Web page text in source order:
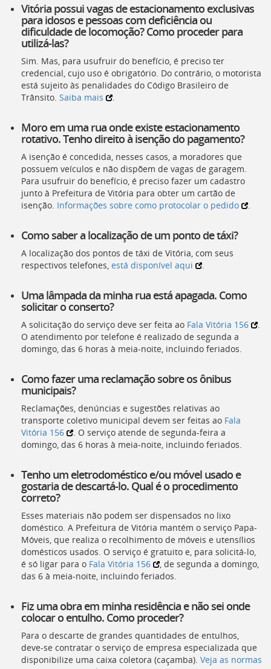
Vitória possui vagas de estacionamento exclusivas
para idosos e pessoas com deficiência ou
dificuldade de locomoção? Como proceder para
utilizá-las?
Sim. Mas, para usufruir do benefício, é preciso ter
credencial, cujo uso é obrigatório. Do contrário, o motorista
está sujeito às penalidades do Código Brasileiro de
Trânsito. Saiba mais
Moro em uma rua onde existe estacionamento
rotativo. Tenho direito à isenção do pagamento?
A isenção é concedida, nesses casos, a moradores que
possuem veículos e não dispõem de vagas de garagem.
Para usufruir do benefício, é preciso fazer um cadastro
junto à Prefeitura de Vitória para obter um cartão de
isenção. Informações sobre como protocolar o pedido
Como saber a localização de um ponto de táxi?
A localização dos pontos de táxi de Vitória, com seus
respectivos telefones, está disponível aqui
Uma lâmpada da minha rua está apagada. Como
solicitar o conserto?
A solicitação do serviço deve ser feita ao Fala Vitória 156
O atendimento por telefone é realizado de segunda a
domingo, das 6 horas à meia-noite, incluindo feriados.
Como fazer uma reclamação sobre os ônibus
municipais?
Reclamações, denúncias e sugestões relativas ao
transporte coletivo municipal devem ser feitas ao Fala
Vitória 156
. O serviço atende de segunda-feira a
domingo, das 6 horas à meia-noite, incluindo feriados.
Tenho um eletrodoméstico e/ou móvel usado e
gostaria de descartá-lo. Qual é o procedimento
correto?
Esses materiais não podem ser dispensados no lixo
doméstico. A Prefeitura de Vitória mantém o serviço Papa-
Móveis, que realiza o recolhimento de móveis e utensílios
domésticos usados. O serviço é gratuito e, para solicitá-lo,
é só ligar para o Fala Vitória 156
, de segunda a domingo,
das 6 à meia-noite, incluindo feriados.
Fiz uma obra em minha residência e não sei onde
colocar o entulho. Como proceder?
Para o descarte de grandes quantidades de entulhos,
deve-se contratar o serviço de empresa especializada que
disponibilize uma caixa coletora (caçamba). Veja as normas